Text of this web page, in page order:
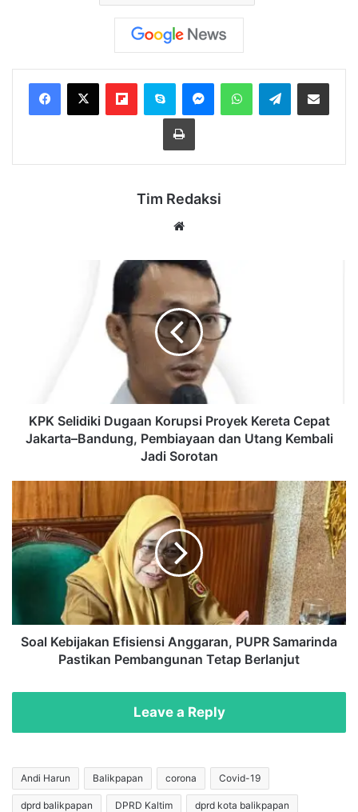
FlipboardSkype MessengerWhatsAppTelegramBagikan melalui Email
Cetak
Tim Redaksi
Pembiayaan
Sorotan
KPK Selidiki Dugaan Korupsi Proyek Kereta Cepat
Jakarta–Bandung, Pembiayaan dan Utang Kembali
Jadi Sorotan
Kebijakan
Efisiensi
Anggaran,
PUPR
Pembangunan
Tetap
Berlanjut
Soal Kebijakan Efisiensi Anggaran, PUPR Samarinda
Pastikan Pembangunan Tetap Berlanjut
Leave a Reply
Andi Harun Balikpapan corona Covid-19
dprd balikpapan DPRD Kaltim dprd kota balikpapan